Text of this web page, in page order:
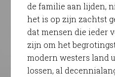
de familie aan lijden,
het is op zijn zachtst
dat mensen die ieder
zijn om het
modern westers land
lossen, al